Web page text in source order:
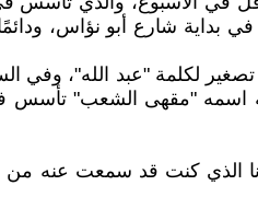
بداية شارع أبو نؤاس،
لكلمة "عبد الله"، وفي
اسمه "مقهى الشعب" تأسس
الذي كنت قد سمعت عنه من